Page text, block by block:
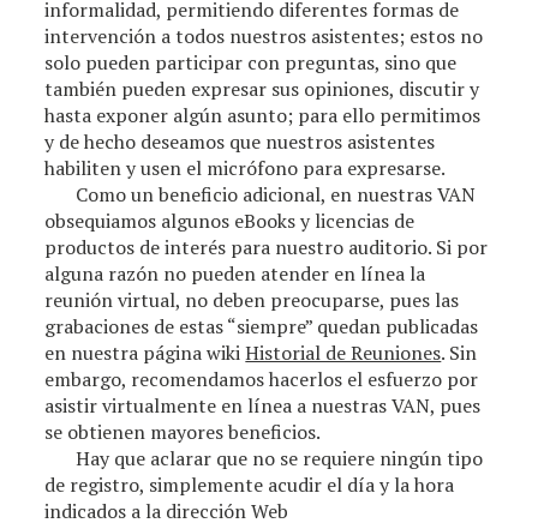
informalidad, permitiendo diferentes formas de
intervención a todos nuestros asistentes; estos no
solo pueden participar con preguntas, sino que
también pueden expresar sus opiniones, discutir y
hasta exponer algún asunto; para ello permitimos
y de hecho deseamos que nuestros asistentes
habiliten y usen el micrófono para expresarse.
Como un beneficio adicional, en nuestras VAN
obsequiamos algunos eBooks y licencias de
productos de interés para nuestro auditorio. Si por
alguna razón no pueden atender en línea la
reunión virtual, no deben preocuparse, pues las
grabaciones de estas “siempre” quedan publicadas
en nuestra página wikiHistorial de Reuniones. Sin
embargo, recomendamos hacerlos el esfuerzo por
asistir virtualmente en línea a nuestras VAN, pues
se obtienen mayores beneficios.
Hay que aclarar que no se requiere ningún tipo
de registro, simplemente acudir el día y la hora
indicados a la dirección Web